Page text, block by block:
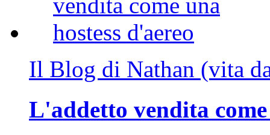
Il Blog di Nathan (vita
L'addetto vendita